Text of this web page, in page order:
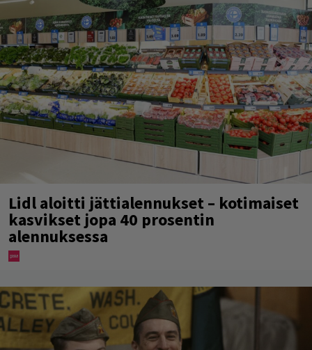
Lidl aloitti jättialennukset – kotimaiset
kasvikset jopa 40 prosentin
alennuksessa